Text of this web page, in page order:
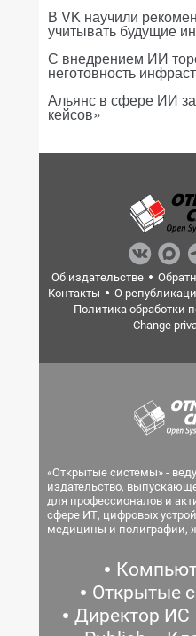
В VK научили
учитывать будущие
С внедрением ИИ
неготовность
Альянс в сфере ИИ
кейсов»
Об издательстве
Контакты
О
Политика обработки
Change
«Открытые системы» -
издательство,
для профессионалов и
сфере ИТ, цифровых
медицины и полиграфии,
Открытые
Директор ИС